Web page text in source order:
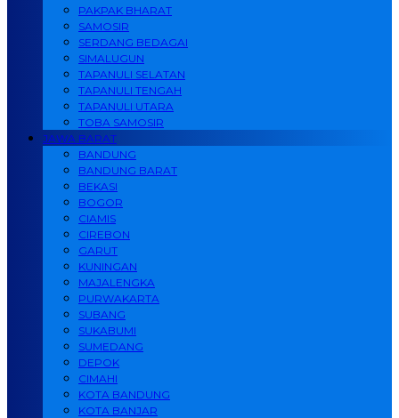
PAKPAK BHARAT
SAMOSIR
SERDANG BEDAGAI
SIMALUGUN
TAPANULI SELATAN
TAPANULI TENGAH
TAPANULI UTARA
TOBA SAMOSIR
JAWA BARAT
BANDUNG
BANDUNG BARAT
BEKASI
BOGOR
CIAMIS
CIREBON
GARUT
KUNINGAN
MAJALENGKA
PURWAKARTA
SUBANG
SUKABUMI
SUMEDANG
DEPOK
CIMAHI
KOTA BANDUNG
KOTA BANJAR